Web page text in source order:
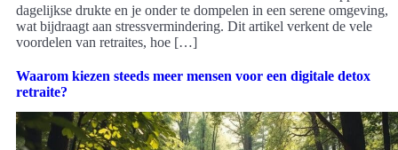
dagelijkse drukte en je onder te dompelen in een serene omgeving,
wat bijdraagt aan stressvermindering. Dit artikel verkent de vele
voordelen van retraites, hoe […]
Waarom kiezen steeds meer mensen voor een digitale detox
retraite?